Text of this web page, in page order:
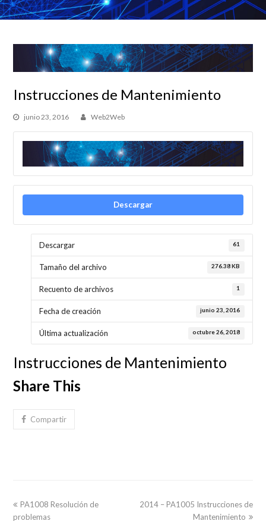
Instrucciones de Mantenimiento
junio 23, 2016 Web2Web
Descargar
Descargar 61
Tamaño del archivo 276.38 KB
Recuento de archivos 1
Fecha de creación junio 23, 2016
Última actualización octubre 26, 2018
Instrucciones de Mantenimiento
Share This
Compartir
previous
post:
PA1008 Resolución de
problemas
next
2014 – PA1005 Instrucciones de
Mantenimiento